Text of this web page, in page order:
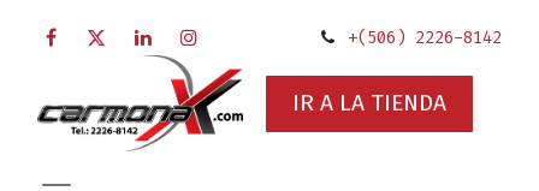
+(506) 2226-8142
IR A LA TIENDA